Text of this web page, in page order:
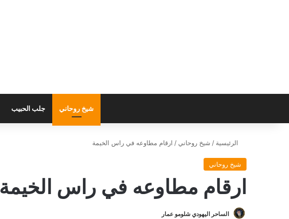
شيخ روحاني جلب الحبيب
الرئيسية / شيخ روحاني / ارقام مطاوعه في راس الخيمة
شيخ روحاني
ارقام مطاوعه في راس الخيمة
الساحر اليهودي شلومو عمار